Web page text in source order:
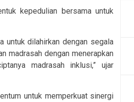
kepedulian bersama untuk
untuk dilahirkan dengan segala
madrasah dengan menerapkan
madrasah inklusi,” ujar
untuk memperkuat sinergi